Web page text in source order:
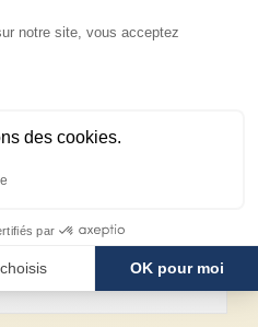
notre site, vous acceptez
des cookies.
par
OK pour moi
pour vous conseiller sur le
au vendredi de 8h à 17h30.
nous
avis clients
REVIEWS